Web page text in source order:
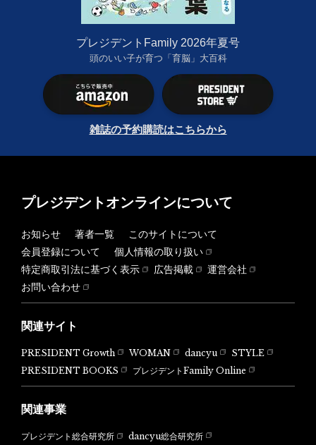
プレジデントFamily 2026年夏号
頭のいい子が育つ「育脳」大百科
雑誌の予約購読はこちらから
プレジデントオンラインについて
お知らせ 著者一覧
このサイトについて
会員登録について
個人情報の取り扱い
特定商取引法に基づく表示
広告掲載
運営会社
お問い合わせ
関連サイト
PRESIDENT Growth WOMAN dancyu
STYLE
PRESIDENT BOOKS
プレジデントFamily Online
関連事業
プレジデント総合研究所 dancyu総合研究所